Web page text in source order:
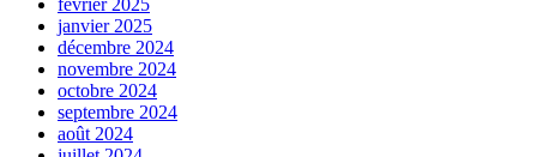
janvier 2025
décembre 2024
novembre 2024
octobre 2024
septembre 2024
août 2024